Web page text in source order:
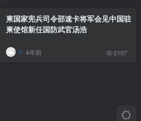
柬国家宪兵司令邵速卡将军会见中国驻
柬使馆新任国防武官汤浩
4年前 2107